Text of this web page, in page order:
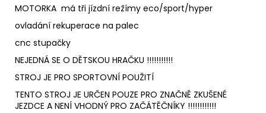
MOTORKA má tři jízdní režímy eco/sport/hyper
ovladání rekuperace na palec
cnc stupačky
NEJEDNÁ SE O DĚTSKOU HRAČKU !!!!!!!!!!!
STROJ JE PRO SPORTOVNÍ POUŽITÍ
TENTO STROJ JE URČEN POUZE PRO ZNAČNĚ ZKUŠENÉ
JEZDCE A NENÍ VHODNÝ PRO ZAČÁTĚČNÍKY !!!!!!!!!!!!